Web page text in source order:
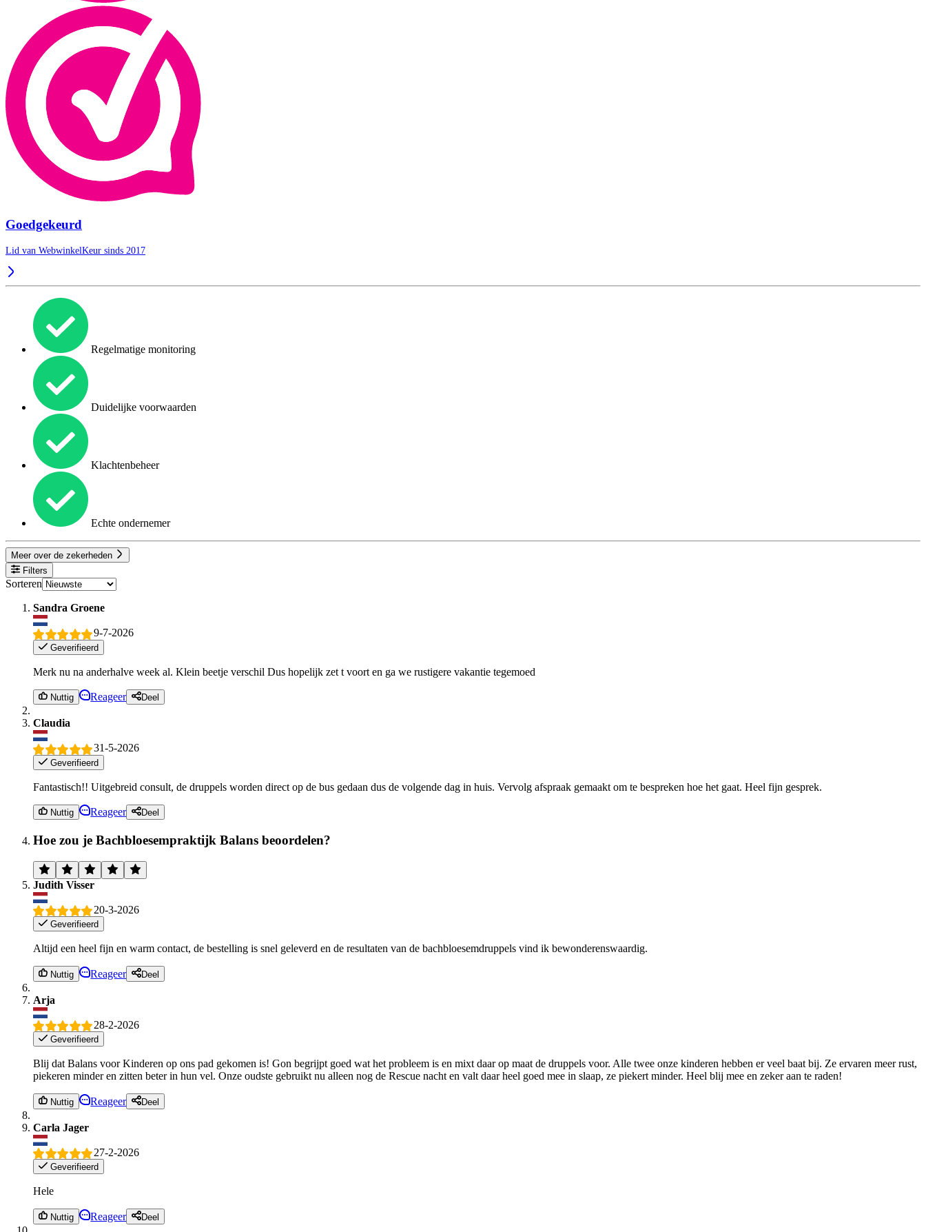
Goedgekeurd
Lid van WebwinkelKeur sinds 2017
Regelmatige monitoring
Duidelijke voorwaarden
Klachtenbeheer
Echte ondernemer
Meer over de zekerheden
Filters
Sorteren
Sandra Groene
9-7-2026
Geverifieerd
Merk nu na anderhalve week al. Klein beetje verschil Dus hopelijk zet t voort en ga we rustigere vakantie tegemoed
Nuttig Reageer Deel
Claudia
31-5-2026
Geverifieerd
Fantastisch!! Uitgebreid consult, de druppels worden direct op de bus gedaan dus de volgende dag in huis. Vervolg afspraak gemaakt om te bespreken hoe het gaat. Heel fijn gesprek.
Nuttig Reageer Deel
Hoe zou je Bachbloesempraktijk Balans beoordelen?
Judith Visser
20-3-2026
Geverifieerd
Altijd een heel fijn en warm contact, de bestelling is snel geleverd en de resultaten van de bachbloesemdruppels vind ik bewonderenswaardig.
Nuttig Reageer Deel
Arja
28-2-2026
Geverifieerd
Blij dat Balans voor Kinderen op ons pad gekomen is! Gon begrijpt goed wat het probleem is en mixt daar op maat de druppels voor. Alle twee onze kinderen hebben er veel baat bij. Ze ervaren meer rust,
piekeren minder en zitten beter in hun vel. Onze oudste gebruikt nu alleen nog de Rescue nacht en valt daar heel goed mee in slaap, ze piekert minder. Heel blij mee en zeker aan te raden!
Nuttig Reageer Deel
Carla Jager
27-2-2026
Geverifieerd
Hele
Nuttig Reageer Deel